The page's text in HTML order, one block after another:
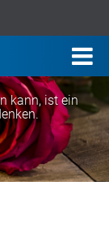
kann, ist ein